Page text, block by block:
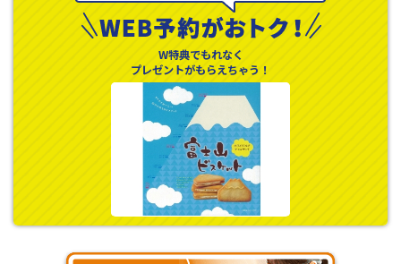
W特典でもれなく
プレゼントがもらえちゃう！